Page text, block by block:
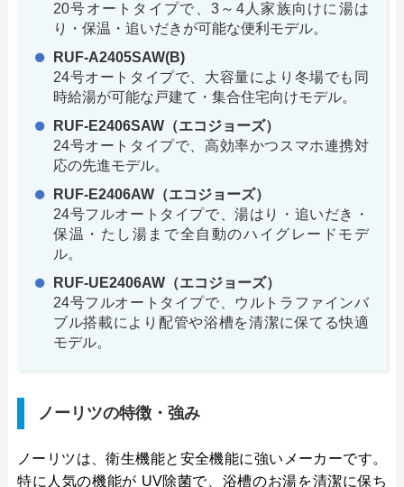
20号オートタイプで、3～4人家族向けに湯は
り・保温・追いだきが可能な便利モデル。
RUF-A2405SAW(B)
24号オートタイプで、大容量により冬場でも同
時給湯が可能な戸建て・集合住宅向けモデル。
RUF-E2406SAW（エコジョーズ）
24号オートタイプで、高効率かつスマホ連携対
応の先進モデル。
RUF-E2406AW（エコジョーズ）
24号フルオートタイプで、湯はり・追いだき・
保温・たし湯まで全自動のハイグレードモデ
ル。
RUF-UE2406AW（エコジョーズ）
24号フルオートタイプで、ウルトラファインバ
ブル搭載により配管や浴槽を清潔に保てる快適
モデル。
ノーリツの特徴・強み
ノーリツは、衛生機能と安全機能に強いメーカーです。
特に人気の機能が UV除菌で、浴槽のお湯を清潔に保ち